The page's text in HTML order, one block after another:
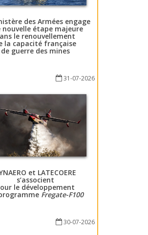
des Armées engage
nouvelle étape majeure
le renouvellement
la capacité française
de guerre des mines
31-07-2026
et LATECOERE
s’associent
le développement
Fregate-F100
30-07-2026